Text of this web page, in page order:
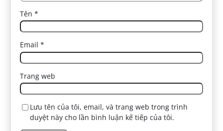
Tên*
Email*
Trang web
Lưu tên của tôi, email, và trang web trong trình
duyệt này cho lần bình luận kế tiếp của tôi.